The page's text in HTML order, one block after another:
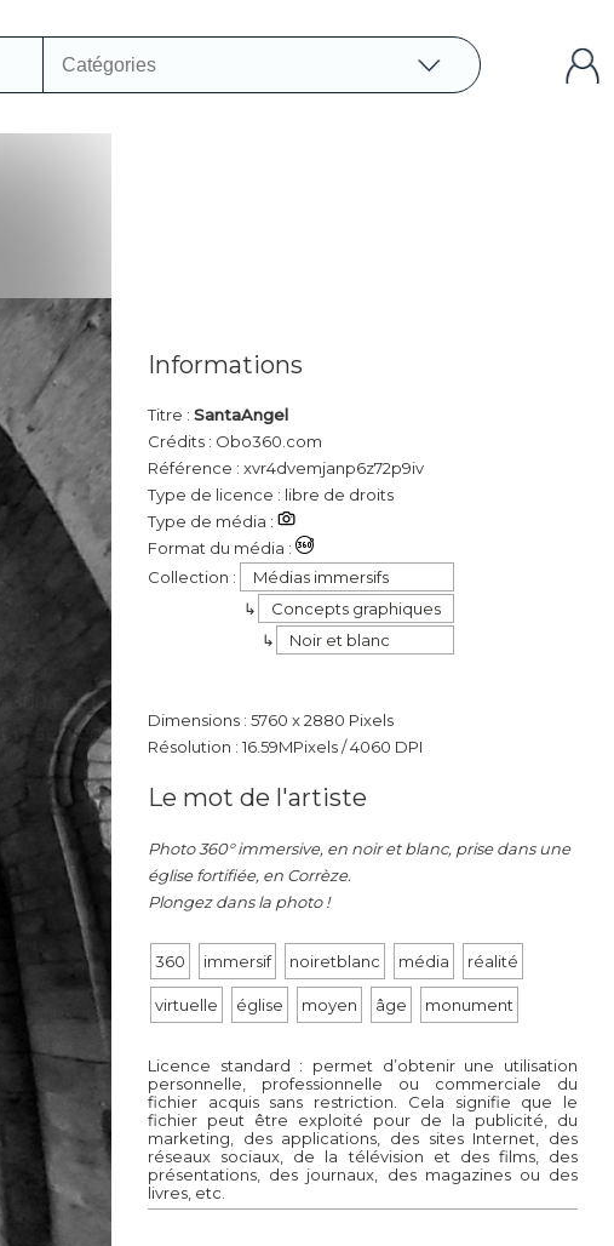
Informations
Titre : SantaAngel
Crédits : Obo360.com
Référence : xvr4dvemjanp6z72p9iv
Type de licence : libre de droits
Type de média :
Format du média :
Collection :
Médias immersifs
Concepts graphiques
Noir et blanc
Dimensions : 5760 x 2880 Pixels
Résolution : 16.59MPixels / 4060 DPI
Le mot de l'artiste
Photo 360° immersive, en noir et blanc, prise dans une
église fortifiée, en Corrèze.
Plongez dans la photo !
360 immersif noiretblanc média réalité
virtuelle église moyen âge monument
Licence standard : permet d’obtenir une utilisation
personnelle, professionnelle ou commerciale du
fichier acquis sans restriction. Cela signifie que le
fichier peut être exploité pour de la publicité, du
marketing, des applications, des sites Internet, des
réseaux sociaux, de la télévision et des films, des
présentations, des journaux, des magazines ou des
livres, etc.